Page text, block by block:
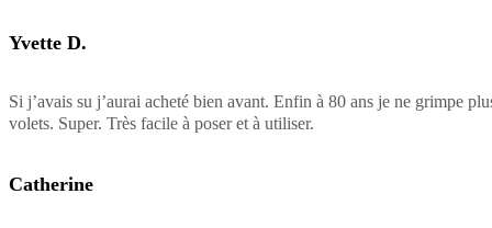
Yvette D.
Si j’avais su j’aurai acheté bien avant. Enfin à 80 ans je ne grimpe
volets. Super. Très facile à poser et à utiliser.
Catherine